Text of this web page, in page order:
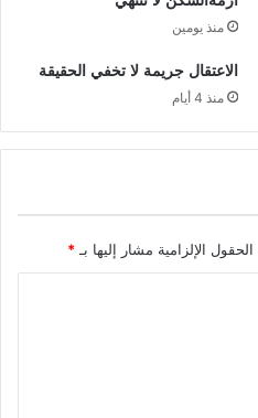
منذ يومين
الاعتقال جريمة لا تخفي الحقيقة
منذ 4 أيام
الحقول الإلزامية مشار إليها بـ *